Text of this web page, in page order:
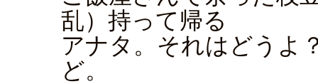
乱）持って帰る
アナタ。それはどうよ
ど。